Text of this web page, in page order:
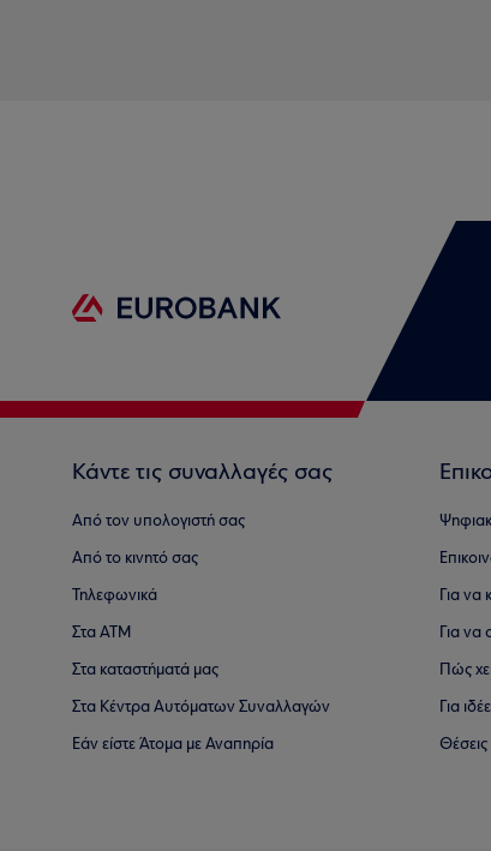
Κάντε τις συναλλαγές σας
Από τον υπολογιστή σας
Από το κινητό σας
Τηλεφωνικά
Στα ΑΤΜ
Στα καταστήματά μας
Στα Κέντρα Αυτόματων Συναλλαγών
Εάν είστε Άτομα με Αναπηρία
Για να
Για να
Πώς
Για